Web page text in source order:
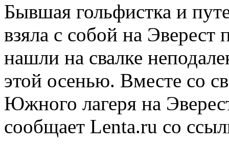
Бывшая гольфистка и
взяла с собой на Эверест
нашли на свалке
этой осенью. Вместе со
Южного лагеря на
сообщает Lenta.ru со